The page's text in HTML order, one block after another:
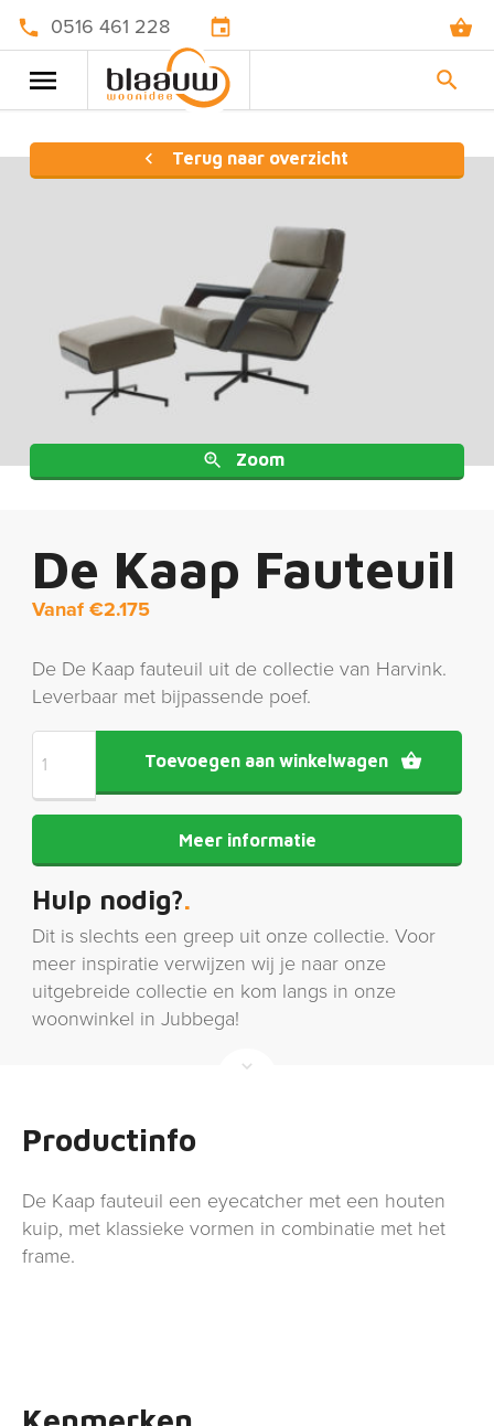
0516 461 228
Terug naar overzicht
Zoom
De Kaap Fauteuil
Vanaf €2.175
De De Kaap fauteuil uit de collectie van Harvink.
Leverbaar met bijpassende poef.
Toevoegen aan winkelwagen
Meer informatie
Hulp nodig?
Dit is slechts een greep uit onze collectie. Voor
meer inspiratie verwijzen wij je naar onze
uitgebreide collectie en kom langs in onze
woonwinkel in Jubbega!
Productinfo
De Kaap fauteuil een eyecatcher met een houten
kuip, met klassieke vormen in combinatie met het
frame.